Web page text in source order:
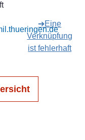
➔Eine
Verknüpfung
ist fehlerhaft